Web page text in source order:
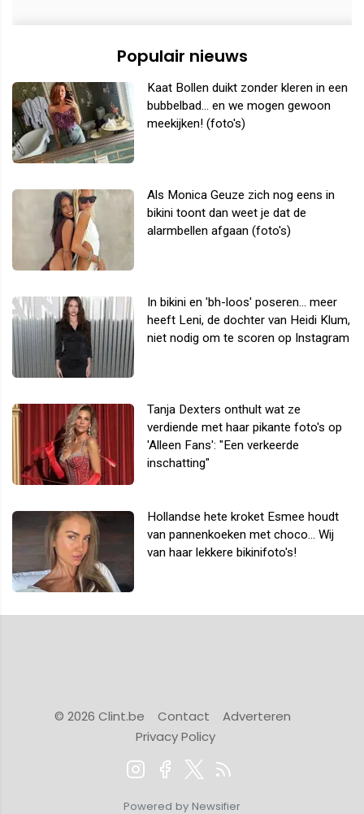
Populair nieuws
Kaat Bollen duikt zonder kleren in een
bubbelbad... en we mogen gewoon
meekijken! (foto's)
Als Monica Geuze zich nog eens in
bikini toont dan weet je dat de
alarmbellen afgaan (foto's)
In bikini en 'bh-loos' poseren... meer
heeft Leni, de dochter van Heidi Klum,
niet nodig om te scoren op Instagram
Tanja Dexters onthult wat ze
verdiende met haar pikante foto's op
'Alleen Fans': "Een verkeerde
inschatting"
Hollandse hete kroket Esmee houdt
van pannenkoeken met choco... Wij
van haar lekkere bikinifoto's!
© 2026 Clint.be Contact
Adverteren
Privacy Policy
Powered by Newsifier